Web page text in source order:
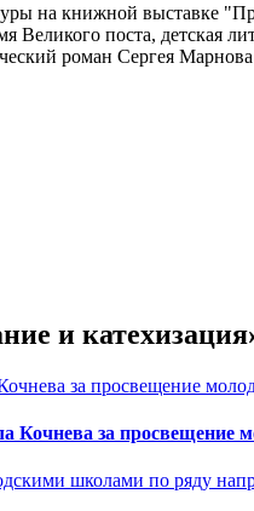
на книжной выставке
поста, детская
роман Сергея
и
Кочнева за просвещение
школами по ряду